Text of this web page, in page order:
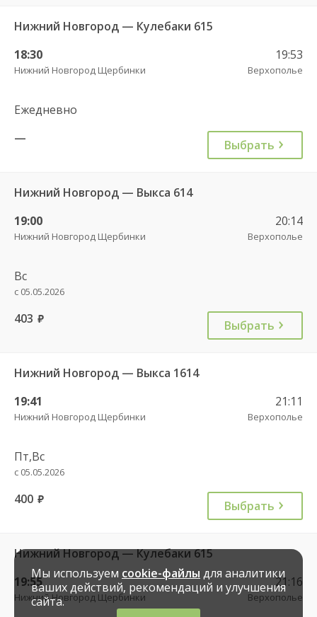
Нижний Новгород — Кулебаки 615
18:30
Нижний Новгород Щербинки
19:53
Верхополье
Ежедневно
—
Выбрать
Нижний Новгород — Выкса 614
19:00
Нижний Новгород Щербинки
20:14
Верхополье
Вс
с 05.05.2026
403 руб. Выбрать
Нижний Новгород — Выкса 1614
19:41
Нижний Новгород Щербинки
21:11
Верхополье
Пт,Вс
с 05.05.2026
400 руб. Выбрать
Нижний Новгород — Кулебаки 615
19:55
Нижний Новгород Щербинки
21:16
Верхополье
Мы используем cookie-файлы для аналитики
ваших действий, рекомендаций и улучшения
сайта.